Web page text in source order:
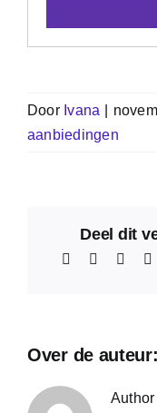
Door Ivana
aanbiedingen
Deel dit
Facebook Reddit
Over de auteur: